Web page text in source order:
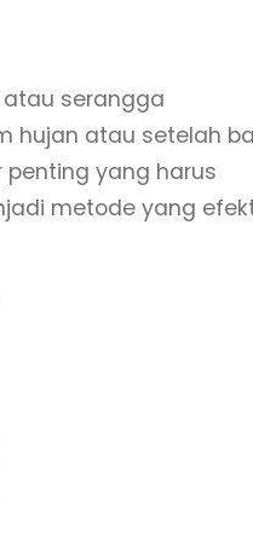
serangga
hujan atau setelah
yang harus
metode yang